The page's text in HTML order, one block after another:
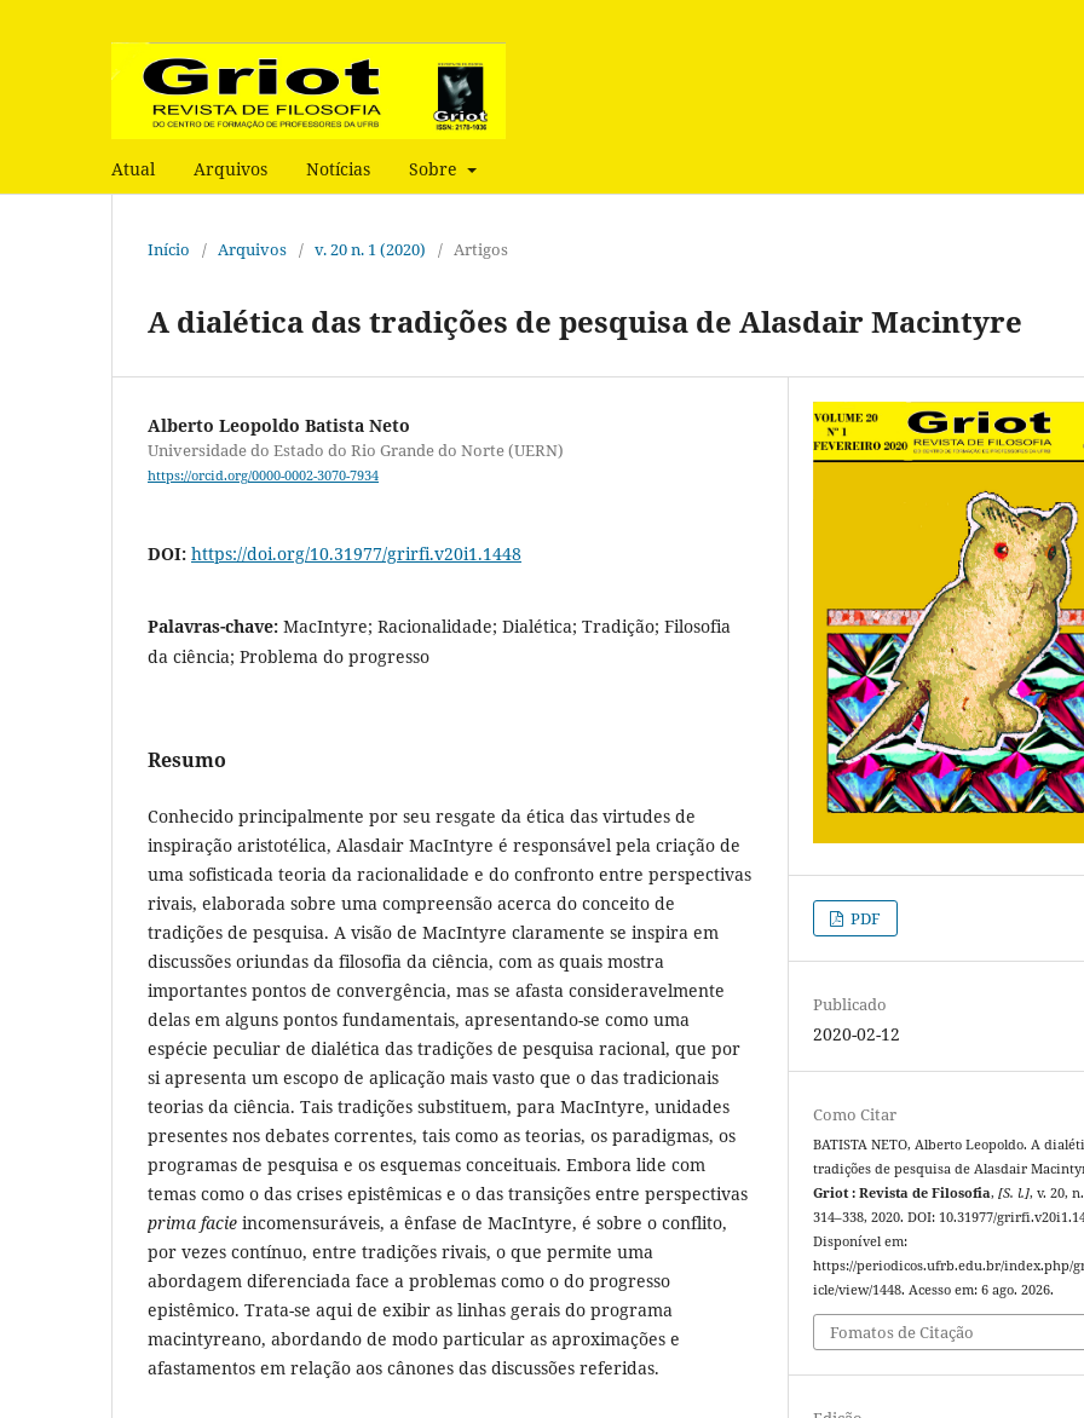
Atual Arquivos Notícias Sobre
Início / Arquivos / v. 20 n. 1 (2020) / Artigos
A dialética das tradições de pesquisa de Alasdair Macintyre
Alberto Leopoldo Batista Neto
Universidade do Estado do Rio Grande do Norte (UERN)
https://orcid.org/0000-0002-3070-7934
DOI: https://doi.org/10.31977/grirfi.v20i1.1448
Palavras-chave: MacIntyre; Racionalidade; Dialética; Tradição; Filosofia
da ciência; Problema do progresso
Resumo
Conhecido principalmente por seu resgate da ética das virtudes de
inspiração aristotélica, Alasdair MacIntyre é responsável pela criação de
uma sofisticada teoria da racionalidade e do confronto entre perspectivas
rivais, elaborada sobre uma compreensão acerca do conceito de
tradições de pesquisa. A visão de MacIntyre claramente se inspira em
discussões oriundas da filosofia da ciência, com as quais mostra
importantes pontos de convergência, mas se afasta consideravelmente
delas em alguns pontos fundamentais, apresentando-se como uma
espécie peculiar de dialética das tradições de pesquisa racional, que por
si apresenta um escopo de aplicação mais vasto que o das tradicionais
teorias da ciência. Tais tradições substituem, para MacIntyre, unidades
presentes nos debates correntes, tais como as teorias, os paradigmas, os
programas de pesquisa e os esquemas conceituais. Embora lide com
temas como o das crises epistêmicas e o das transições entre perspectivas
prima facie incomensuráveis, a ênfase de MacIntyre, é sobre o conflito,
por vezes contínuo, entre tradições rivais, o que permite uma
abordagem diferenciada face a problemas como o do progresso
epistêmico. Trata-se aqui de exibir as linhas gerais do programa
macintyreano, abordando de modo particular as aproximações e
afastamentos em relação aos cânones das discussões referidas.
PDF
Publicado
2020-02-12
Como Citar
BATISTA NETO, Alberto Leopoldo. A
tradições de pesquisa de Alasdair
Griot : Revista de Filosofia,[S. l.], v. 20,
314–338, 2020. DOI: 10.31977/
Disponível em:
https://periodicos.ufrb.edu.br/index.php/
icle/view/1448. Acesso em: 6 ago. 2026.
Fomatos de Citação